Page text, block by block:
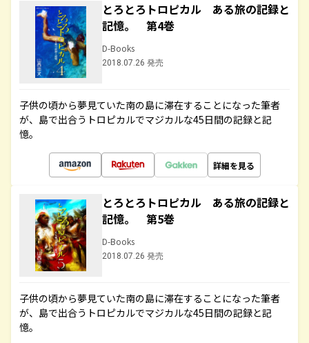
とろとろトロピカル ある旅の記録と
記憶。 第4巻
D-Books
2018.07.26 発売
子供の頃から夢見ていた南の島に滞在することになった筆者
が、島で出合うトロピカルでマジカルな45日間の記録と記
憶。
詳細を見る
とろとろトロピカル ある旅の記録と
記憶。 第5巻
D-Books
2018.07.26 発売
子供の頃から夢見ていた南の島に滞在することになった筆者
が、島で出合うトロピカルでマジカルな45日間の記録と記
憶。